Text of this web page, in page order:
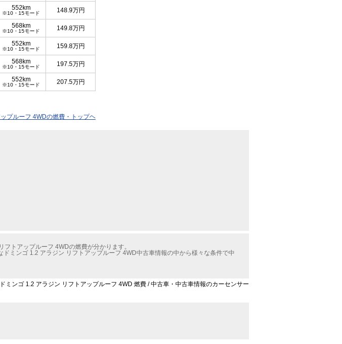
552km
※10・15モード 148.9万円
568km
※10・15モード 149.8万円
552km
※10・15モード 159.8万円
568km
※10・15モード 197.5万円
552km
※10・15モード 207.5万円
プルーフ 4WDの燃費・トップヘ
トアップルーフ 4WDの燃費が分かります。
ミンゴ 1.2 アラジン リフトアップルーフ 4WD中古車情報の中から様々な条件で中
ドミンゴ 1.2 アラジン リフトアップルーフ 4WD 燃費 / 中古車・中古車情報のカーセンサー